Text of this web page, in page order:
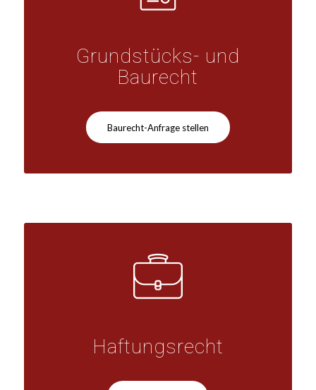
Grundstücks- und
Baurecht
Baurecht-Anfrage stellen
Haftungsrecht